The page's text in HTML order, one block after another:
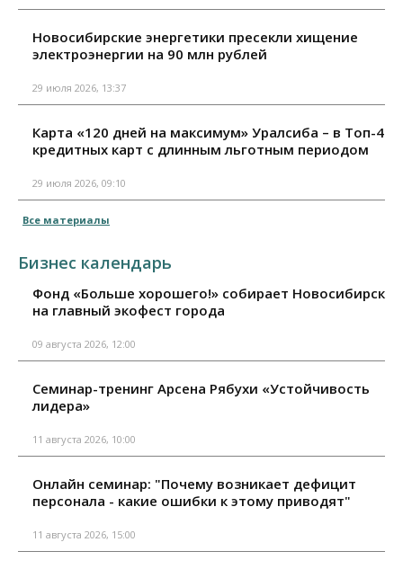
Новосибирские энергетики пресекли хищение
электроэнергии на 90 млн рублей
29 июля 2026, 13:37
Карта «120 дней на максимум» Уралсиба – в Топ-4
кредитных карт с длинным льготным периодом
29 июля 2026, 09:10
Все материалы
Бизнес календарь
Фонд «Больше хорошего!» собирает Новосибирск
на главный экофест города
09 августа 2026, 12:00
Семинар-тренинг Арсена Рябухи «Устойчивость
лидера»
11 августа 2026, 10:00
Онлайн семинар: "Почему возникает дефицит
персонала - какие ошибки к этому приводят"
11 августа 2026, 15:00